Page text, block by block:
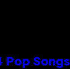
Pop Songs